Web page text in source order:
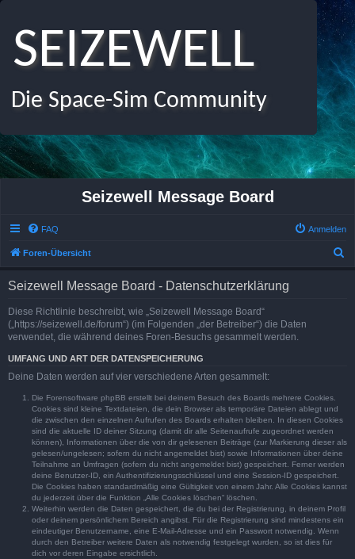
SEIZEWELL
Die Space-Sim Community
Seizewell Message Board
FAQ Anmelden
Foren-Übersicht
Seizewell Message Board - Datenschutzerklärung
Diese Richtlinie beschreibt, wie „Seizewell Message Board“
(„https://seizewell.de/forum“) (im Folgenden „der Betreiber“) die Daten
verwendet, die während deines Foren-Besuchs gesammelt werden.
UMFANG UND ART DER DATENSPEICHERUNG
Deine Daten werden auf vier verschiedene Arten gesammelt:
Die Forensoftware phpBB erstellt bei deinem Besuch des Boards mehrere Cookies.
Cookies sind kleine Textdateien, die dein Browser als temporäre Dateien ablegt und
die zwischen den einzelnen Aufrufen des Boards erhalten bleiben. In diesen Cookies
sind die aktuelle ID deiner Sitzung (damit dir alle Seitenaufrufe zugeordnet werden
können), Informationen über die von dir gelesenen Beiträge (zur Markierung dieser als
gelesen/ungelesen; sofern du nicht angemeldet bist) sowie Informationen über deine
Teilnahme an Umfragen (sofern du nicht angemeldet bist) gespeichert. Ferner werden
deine Benutzer-ID, ein Authentifizierungsschlüssel und eine Session-ID gespeichert.
Die Cookies haben standardmäßig eine Gültigkeit von einem Jahr. Alle Cookies kannst
du jederzeit über die Funktion „Alle Cookies löschen“ löschen.
Weiterhin werden die Daten gespeichert, die du bei der Registrierung, in deinem Profil
oder deinem persönlichem Bereich angibst. Für die Registrierung sind mindestens ein
eindeutiger Benutzername, eine E-Mail-Adresse und ein Passwort notwendig. Wenn
durch den Betreiber weitere Daten als notwendig festgelegt wurden, so ist dies für
dich vor deren Eingabe ersichtlich.